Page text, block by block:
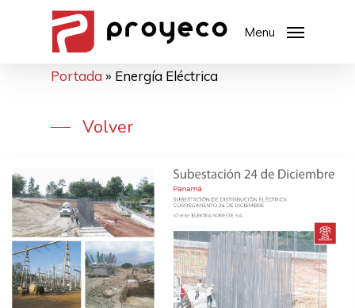
Menu
Portada » Energía Eléctrica
Volver